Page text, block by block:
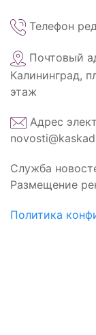
Телефон
Почтовый
Калининград,
этаж
Адрес
Служба
Размещение
Политика